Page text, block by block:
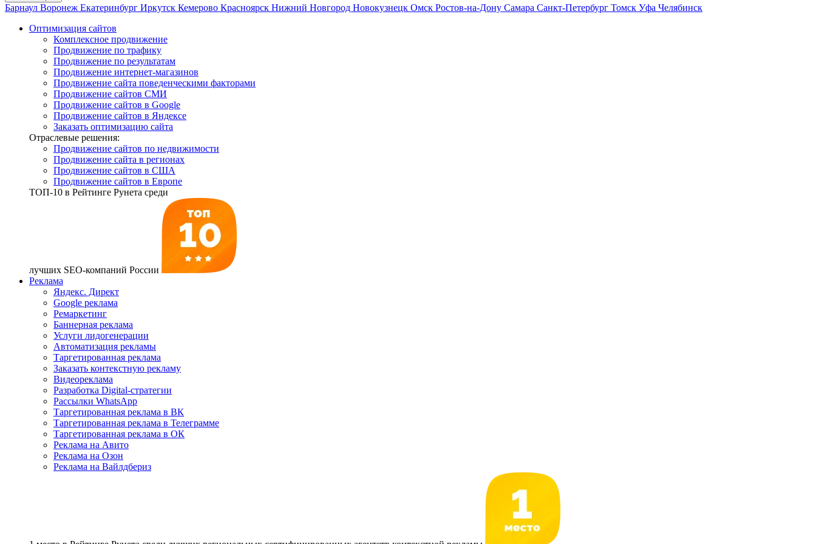
Барнаул Воронеж Екатеринбург Иркутск Кемерово Красноярск Нижний Новгород Новокузнецк Омск Ростов-на-Дону Самара Санкт-Петербург Томск Уфа Челябинск
Оптимизация сайтов
Комплексное продвижение
Продвижение по трафику
Продвижение по результатам
Продвижение интернет-магазинов
Продвижение сайта поведенческими факторами
Продвижение сайтов СМИ
Продвижение сайтов в Google
Продвижение сайтов в Яндексе
Заказать оптимизацию сайта
Отраслевые решения:
Продвижение сайтов по недвижимости
Продвижение сайта в регионах
Продвижение сайтов в США
Продвижение сайтов в Европе
ТОП-10 в Рейтинге Рунета среди
лучших SEO-компаний России
Реклама
Яндекс. Директ
Google реклама
Ремаркетинг
Баннерная реклама
Услуги лидогенерации
Автоматизация рекламы
Таргетированная реклама
Заказать контекстную рекламу
Видеореклама
Разработка Digital-стратегии
Рассылки WhatsApp
Таргетированная реклама в ВК
Таргетированная реклама в Телеграмме
Таргетированная реклама в ОК
Реклама на Авито
Реклама на Озон
Реклама на Вайлдбериз